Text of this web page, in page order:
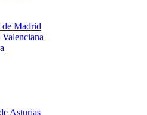
Madrid
Asturias